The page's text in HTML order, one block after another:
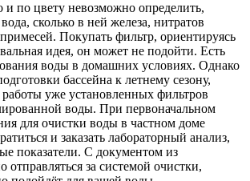
и по цвету невозможно определить,
сколько в ней железа, нитратов
Покупать фильтр, ориентируясь
идея, он может не подойти. Есть
воды в домашних условиях. Однако
бассейна к летнему сезону,
работы уже установленных фильтров
воды. При первоначальном
для очистки воды в частном доме
и заказать лабораторный анализ,
показатели. С документом из
отправляться за системой очистки,